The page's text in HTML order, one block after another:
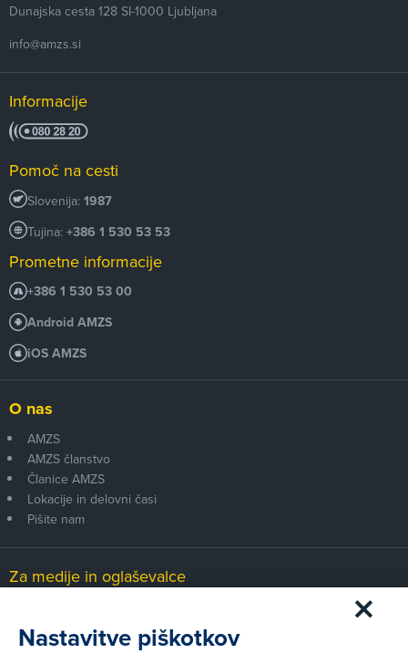
Dunajska cesta 128 SI-1000 Ljubljana
info@amzs.si
Informacije
Pomoč na cesti
Slovenija: 1987
Tujina: +386 1 530 53 53
Prometne informacije
+386 1 530 53 00
Android AMZS
iOS AMZS
O nas
AMZS
AMZS članstvo
Članice AMZS
Lokacije in delovni časi
Pišite nam
Za medije in oglaševalce
Nastavitve piškotkov